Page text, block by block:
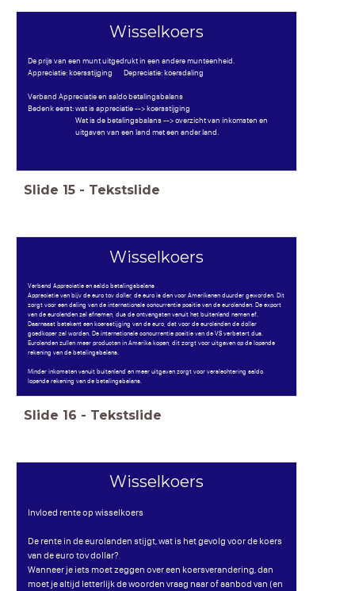
Wisselkoers
De prijs van een munt uitgedrukt in een andere munteenheid.
Appreciatie: koersstijging Depreciatie: koersdaling
Verband Appreciatie en saldo betalingsbalans
Bedenk eerst: wat is appreciatie --> koersstijging
Wat is de betalingsbalans --> overzicht van inkomsten en
uitgaven van een land met een ander land.
Slide 15 - Tekstslide
Wisselkoers
Verband Appreciatie en saldo betalingsbalans
Appreciatie van bijv de euro tov dollar, de euro is dan voor Amerikanen duurder geworden. Dit
zorgt voor een daling van de internationale concurrentie positie van de eurolanden. De export
van de eurolanden zal afnemen, dus de ontvangsten vanuit het buitenland nemen af.
Daarnaast betekent een koersstijging van de euro, dat voor de eurolanden de dollar
goedkoper zal worden. De internationale concurrentie positie van de VS verbetert dus.
Eurolanden zullen meer producten in Amerika kopen, dit zorgt voor uitgaven op de lopende
rekening van de betalingsbalans.
Minder inkomsten vanuit buitenland en meer uitgaven zorgt voor verslechtering saldo
lopende rekening van de betalingsbalans.
Slide 16 - Tekstslide
Wisselkoers
Invloed rente op wisselkoers
De rente in de eurolanden stijgt, wat is het gevolg voor de koers
van de euro tov dollar?
Wanneer je iets moet zeggen over een koersverandering, dan
moet je altijd letterlijk de woorden vraag naar of aanbod van (en